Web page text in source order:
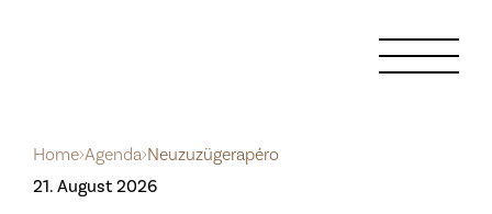
Home Agenda Neuzuzügerapéro
21. August 2026